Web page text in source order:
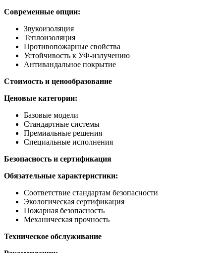
Современные опции:
Звукоизоляция
Теплоизоляция
Противопожарные свойства
Устойчивость к УФ-излучению
Антивандальное покрытие
Стоимость и ценообразование
Ценовые категории:
Базовые модели
Стандартные системы
Премиальные решения
Специальные исполнения
Безопасность и сертификация
Обязательные характеристики:
Соответствие стандартам безопасности
Экологическая сертификация
Пожарная безопасность
Механическая прочность
Техническое обслуживание